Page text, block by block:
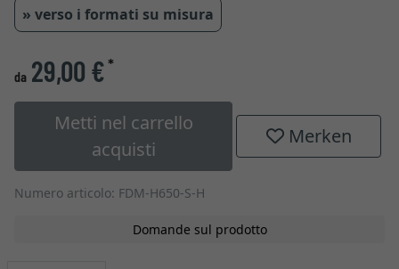
» verso i formati su misura
da 29,00 €*
Metti nel carrello
acquisti
Merken
Numero articolo: FDM-H650-S-H
Domande sul prodotto